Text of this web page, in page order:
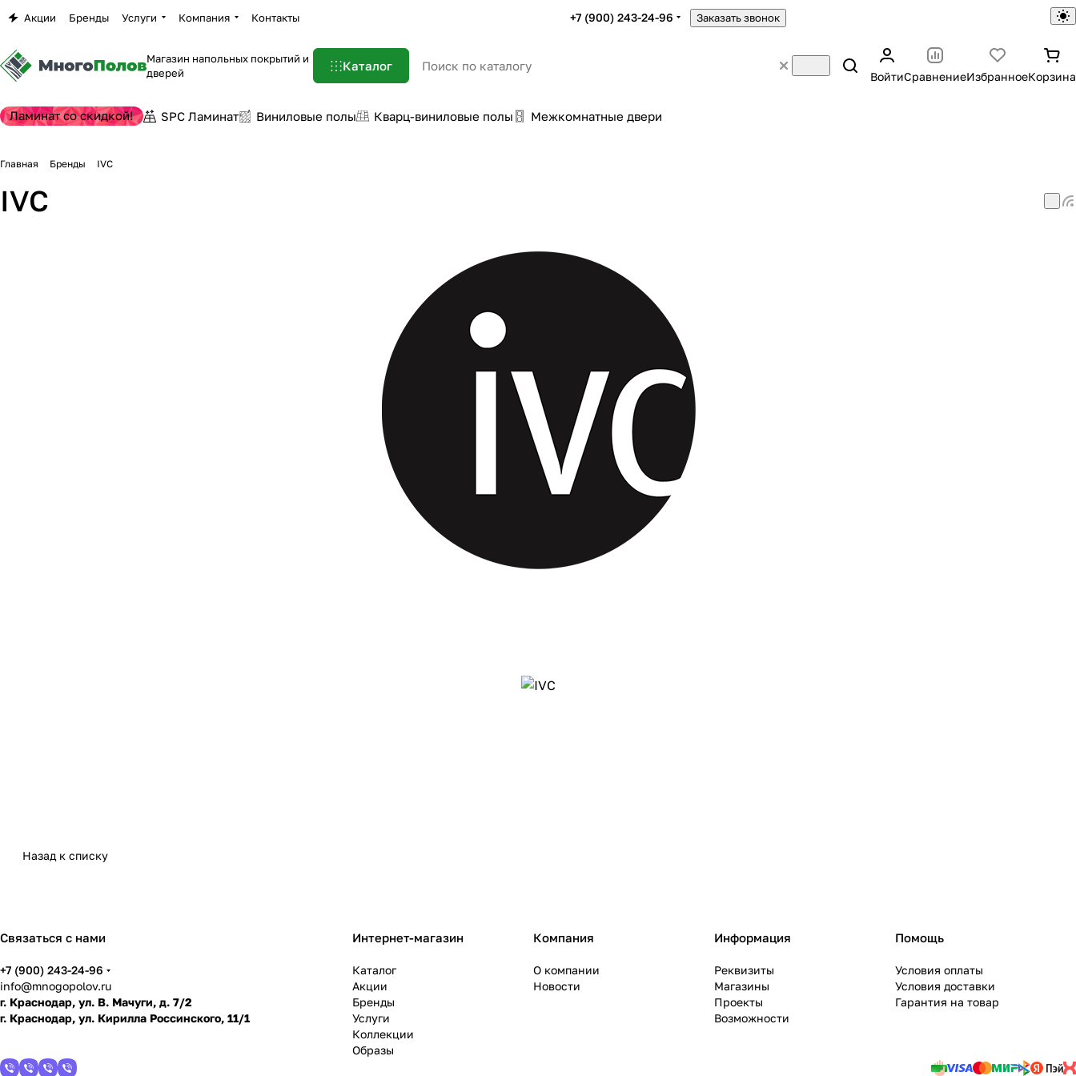
Акции Бренды Услуги Компания Контакты +7 (900) 243-24-96 Заказать звонок
Магазин напольных покрытий и
дверей
Каталог
ВойтиСравнениеИзбранноеКорзина
Ламинат со скидкой! SPC Ламинат Виниловые полы Кварц-виниловые полы Межкомнатные двери
Главная Бренды IVC
IVC
Назад к списку
Связаться с нами
+7 (900) 243-24-96
info@mnogopolov.ru
г. Краснодар, ул. В. Мачуги, д. 7/2
г. Краснодар, ул. Кирилла Россинского, 11/1
Интернет-магазин
Каталог
Акции
Бренды
Услуги
Коллекции
Образы
Компания
О компании
Новости
Информация
Реквизиты
Магазины
Проекты
Возможности
Помощь
Условия оплаты
Условия доставки
Гарантия на товар